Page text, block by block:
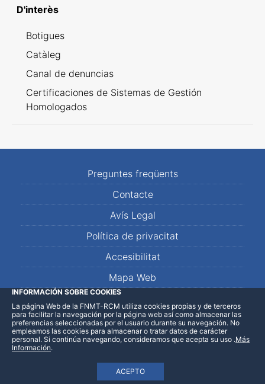
D'interès
Botigues
Catàleg
Canal de denuncias
Certificaciones de Sistemas de Gestión
Homologados
Preguntes freqüents
Contacte
Avís Legal
Política de privacitat
Accesibilitat
Mapa Web
LinkedInFacebookWhatsApp
INFORMACIÓN SOBRE COOKIES
La página Web de la FNMT-RCM utiliza cookies propias y de terceros
para facilitar la navegación por la página web así como almacenar las
preferencias seleccionadas por el usuario durante su navegación. No
empleamos las cookies para almacenar o tratar datos de carácter
personal. Si continúa navegando, consideramos que acepta su uso
ACEPTO
.Más
Información.